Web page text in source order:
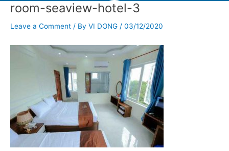
room-seaview-hotel-3
Leave a Comment / By VI DONG / 03/12/2020